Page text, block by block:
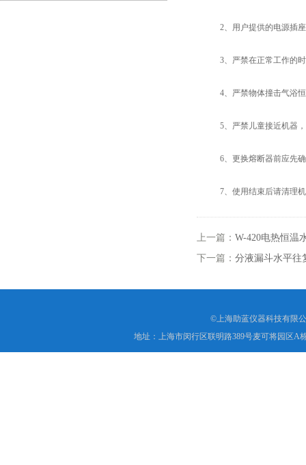
2、用户提供的电源插座
3、严禁在正常工作的时
4、严禁物体撞击气浴恒
5、严禁儿童接近机器，
6、更换熔断器前应先确
7、使用结束后请清理机
上一篇： W-420电热恒温
下一篇： 分液漏斗水平往
©上海助蓝仪器科技有限
地址：上海市闵行区联明路389号麦可将园区A